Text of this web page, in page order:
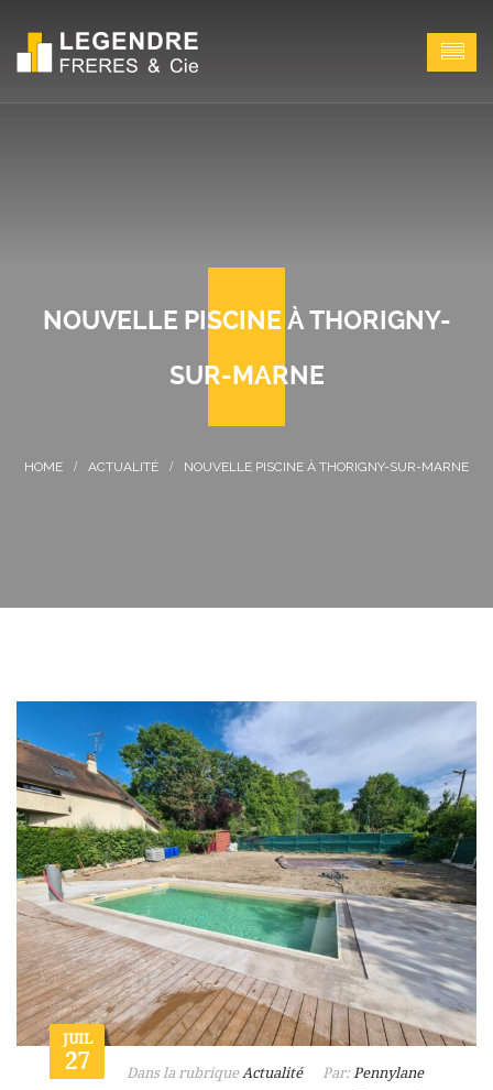
NOUVELLE PISCINE À THORIGNY-
SUR-MARNE
ACTUALITÉ NOUVELLE PISCINE À THORIGNY-SUR-MARNE
JUIL
27 Dans la rubriqueActualité Par: Pennylane